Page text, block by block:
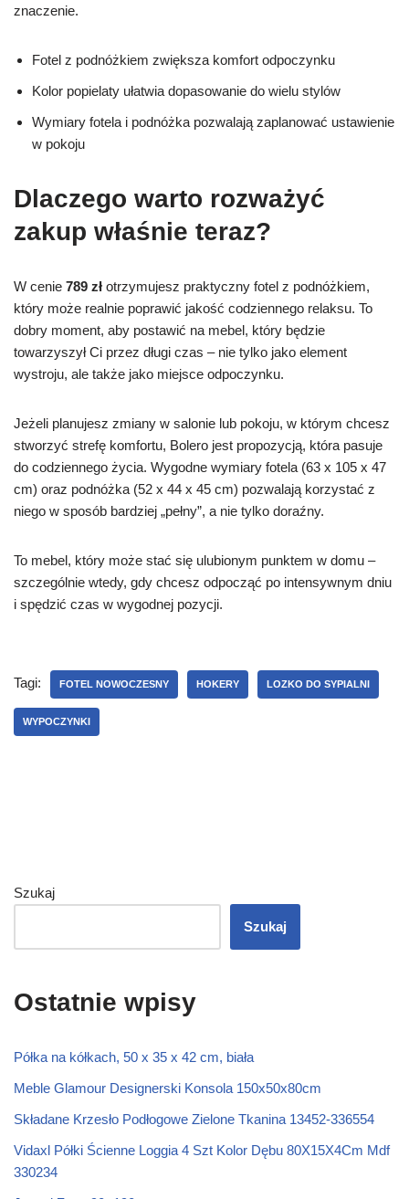
znaczenie.
Fotel z podnóżkiem zwiększa komfort odpoczynku
Kolor popielaty ułatwia dopasowanie do wielu stylów
Wymiary fotela i podnóżka pozwalają zaplanować ustawienie
w pokoju
Dlaczego warto rozważyć
zakup właśnie teraz?
W cenie 789 zł otrzymujesz praktyczny fotel z podnóżkiem,
który może realnie poprawić jakość codziennego relaksu. To
dobry moment, aby postawić na mebel, który będzie
towarzyszył Ci przez długi czas – nie tylko jako element
wystroju, ale także jako miejsce odpoczynku.
Jeżeli planujesz zmiany w salonie lub pokoju, w którym chcesz
stworzyć strefę komfortu, Bolero jest propozycją, która pasuje
do codziennego życia. Wygodne wymiary fotela (63 x 105 x 47
cm) oraz podnóżka (52 x 44 x 45 cm) pozwalają korzystać z
niego w sposób bardziej „pełny”, a nie tylko doraźny.
To mebel, który może stać się ulubionym punktem w domu –
szczególnie wtedy, gdy chcesz odpocząć po intensywnym dniu
i spędzić czas w wygodnej pozycji.
Tagi: FOTEL NOWOCZESNY HOKERY LOZKO DO SYPIALNI
WYPOCZYNKI
Szukaj
Szukaj
Ostatnie wpisy
Półka na kółkach, 50 x 35 x 42 cm, biała
Meble Glamour Designerski Konsola 150x50x80cm
Składane Krzesło Podłogowe Zielone Tkanina 13452-336554
Vidaxl Półki Ścienne Loggia 4 Szt Kolor Dębu 80X15X4Cm Mdf
330234